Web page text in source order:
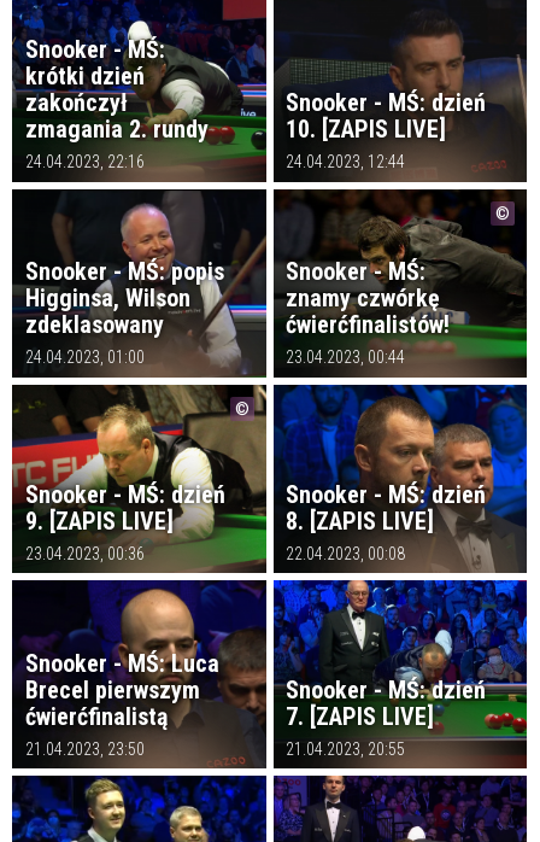
Snooker - MŚ:
krótki dzień
zakończył
zmagania 2. rundy
24.04.2023, 22:16
Snooker - MŚ: dzień
10. [ZAPIS LIVE]
24.04.2023, 12:44
Snooker - MŚ: popis
Higginsa, Wilson
zdeklasowany
24.04.2023, 01:00
Snooker - MŚ:
znamy czwórkę
ćwierćfinalistów!
23.04.2023, 00:44
Snooker - MŚ: dzień
9. [ZAPIS LIVE]
23.04.2023, 00:36
Snooker - MŚ: dzień
8. [ZAPIS LIVE]
22.04.2023, 00:08
Snooker - MŚ: Luca
Brecel pierwszym
ćwierćfinalistą
21.04.2023, 23:50
Snooker - MŚ: dzień
7. [ZAPIS LIVE]
21.04.2023, 20:55